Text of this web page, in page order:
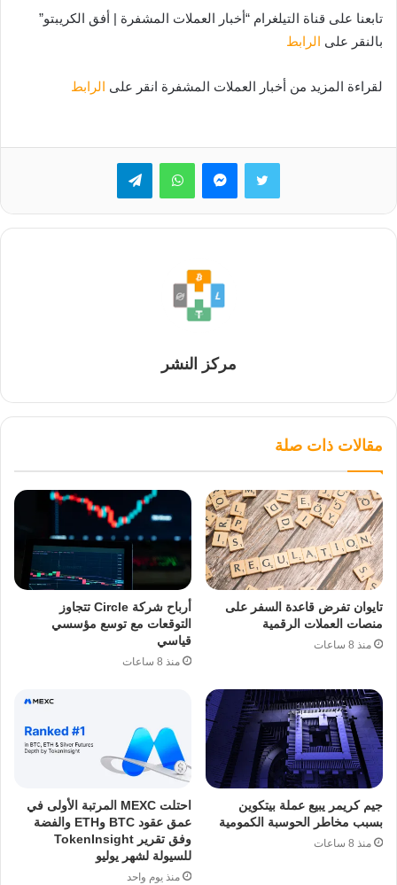
تابعنا على قناة التيلغرام “أخبار العملات المشفرة | أفق الكريبتو”
بالنقر على الرابط
لقراءة المزيد من أخبار العملات المشفرة انقر على الرابط
تويتر ماسنجرواتساب تيلقرام
مركز النشر
مقالات ذات صلة
تايوان تفرض قاعدة السفر على
منصات العملات الرقمية
منذ 8 ساعات
أرباح شركة Circle تتجاوز
التوقعات مع توسع مؤسسي
قياسي
منذ 8 ساعات
جيم كريمر يبيع عملة بيتكوين
بسبب مخاطر الحوسبة الكمومية
منذ 8 ساعات
احتلت MEXC المرتبة الأولى في
عمق عقود BTC وETH والفضة
وفق تقرير TokenInsight
للسيولة لشهر يوليو
منذ يوم واحد